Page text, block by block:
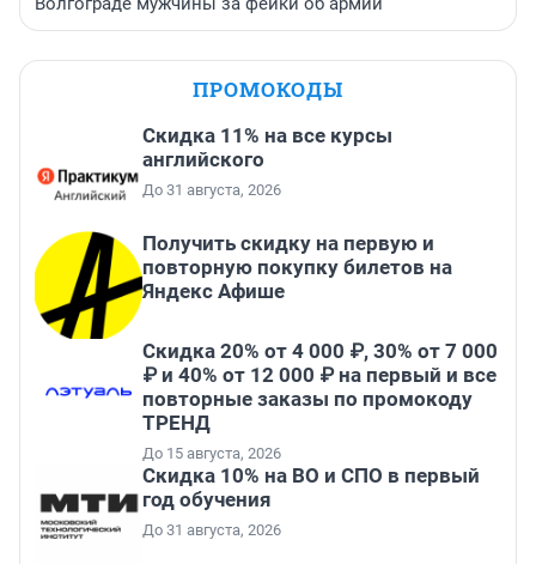
ПРОМОКОДЫ
Скидка 11% на все курсы
английского
До 31 августа, 2026
Получить скидку на первую и
повторную покупку билетов на
Яндекс Афише
Скидка 20% от 4 000 ₽, 30% от 7 000
₽ и 40% от 12 000 ₽ на первый и все
повторные заказы по промокоду
ТРЕНД
До 15 августа, 2026
Скидка 10% на ВО и СПО в первый
год обучения
До 31 августа, 2026